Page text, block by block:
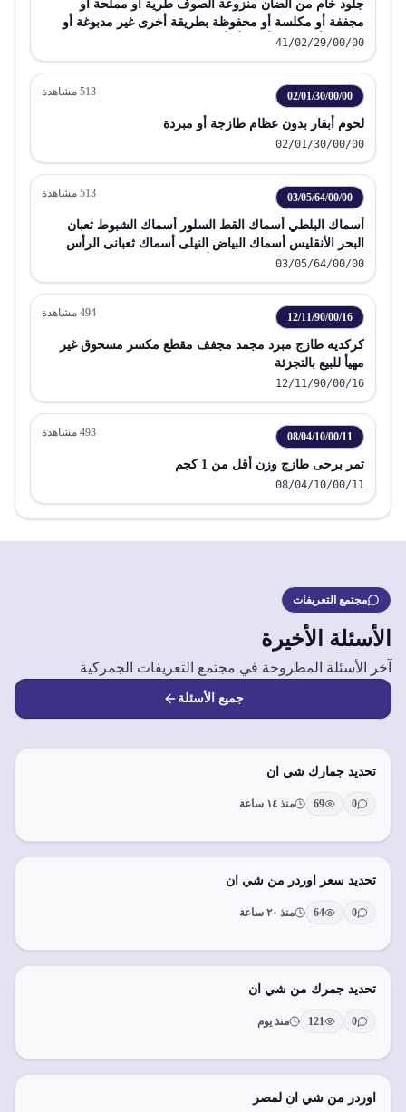
جلود خام من الضأن منزوعة الصوف طرية أو مملحة أو
مجففة أو مكلسة أو محفوظة بطريقة أخرى غير مدبوغة أو
مكسوة أو مرققة أو مهيأة أكثر من ذلك مشطورة
41/02/29/00/00
02/01/30/00/00
513 مشاهدة
لحوم أبقار بدون عظام طازجة أو مبردة
02/01/30/00/00
03/05/64/00/00
513 مشاهدة
أسماك البلطي أسماك القط السلور أسماك الشبوط ثعبان
البحر الأنقليس أسماك البياض النيلى أسماك ثعبانى الرأس
مملحة غير مجففة غير مدخنة أسماك فى ماء مملح عدا
الأحشاء الصالحة للأكل
03/05/64/00/00
12/11/90/00/16
494 مشاهدة
كركديه طازج مبرد مجمد مجفف مقطع مكسر مسحوق غير
مهيأ للبيع بالتجزئة
12/11/90/00/16
08/04/10/00/11
493 مشاهدة
تمر برحى طازج وزن أقل من 1 كجم
08/04/10/00/11
مجتمع التعريفات
الأسئلة الأخيرة
آخر الأسئلة المطروحة في مجتمع التعريفات الجمركية
جميع الأسئلة
تحديد جمارك شي ان
0
69 منذ ١٤ ساعة
تحديد سعر اوردر من شي ان
0
64 منذ ٢٠ ساعة
تحديد جمرك من شي ان
0
121 منذ يوم
اوردر من شي ان لمصر